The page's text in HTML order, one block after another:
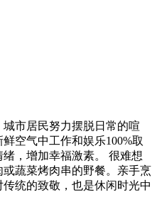
市居民努力摆脱日常的喧
空气中工作和娱乐100%取
，增加幸福激素。 很难想
蔬菜烤肉串的野餐。亲手烹
统的致敬，也是休闲时光中